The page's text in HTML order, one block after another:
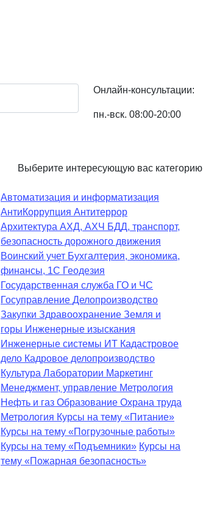
Онлайн-консультации:
пн.-вск. 08:00-20:00
Выберите интересующую вас категорию
Автоматизация и информатизация
АнтиКоррупция Антитеррор
Архитектура АХД, АХЧ БДД, транспорт,
безопасность дорожного движения
Воинский учет Бухгалтерия, экономика,
финансы, 1С Геодезия
Государственная служба ГО и ЧС
Госуправление Делопроизводство
Закупки Здравоохранение Земля и
горы Инженерные изыскания
Инженерные системы ИТ Кадастровое
дело Кадровое делопроизводство
Культура Лаборатории Маркетинг
Менеджмент, управление Метрология
Нефть и газ Образование Охрана труда
Метрология Курсы на тему «Питание»
Курсы на тему «Погрузочные работы»
Курсы на тему «Подъемники» Курсы на
тему «Пожарная безопасность»